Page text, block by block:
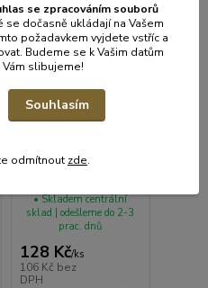
Karafa 1,0L, sklo
128 Kč/ks
106 Kč bez
DPH
• Skladem centrální
sklad | odešleme do 2-3
prac. dnů
se zpracováním souborů
se dočasně ukládají na Vašem
požadavkem vyjdete vstříc a
Budeme se k Vašim datům
Vám slibujeme!
Souhlasím
odmítnout zde.